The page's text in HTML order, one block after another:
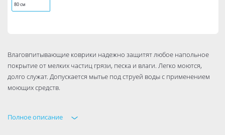
80 см
Влаговпитывающие коврики надежно защитят любое напольное
покрытие от мелких частиц грязи, песка и влаги. Легко моются,
долго служат. Допускается мытье под струей воды с применением
моющих средств.
Полное описание